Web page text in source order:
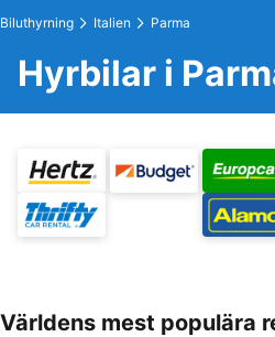
Biluthyrning Italien Parma
Hyrbilar i
Världens mest populära